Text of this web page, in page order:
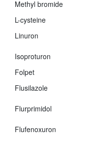
Methyl bromide
L-cysteine
Linuron
Isoproturon
Folpet
Flusilazole
Flurprimidol
Flufenoxuron